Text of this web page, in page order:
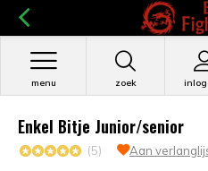
zoek
menu
Enkel Bitje Junior/senior
(5) Aan